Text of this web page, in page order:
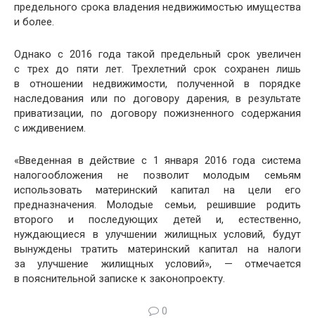
предельного срока владения недвижимостью имущества
и более.
Однако с 2016 года такой предельный срок увеличен
с трех до пяти лет. Трехлетний срок сохранен лишь
в отношении недвижимости, полученной в порядке
наследования или по договору дарения, в результате
приватизации, по договору пожизненного содержания
с иждивением.
«Введенная в действие с 1 января 2016 года система
налогообложения не позволит молодым семьям
использовать материнский капитал на цели его
предназначения. Молодые семьи, решившие родить
второго и последующих детей и, естественно,
нуждающиеся в улучшении жилищных условий, будут
вынуждены тратить материнский капитал на налоги
за улучшение жилищных условий», — отмечается
в пояснительной записке к законопроекту.
0